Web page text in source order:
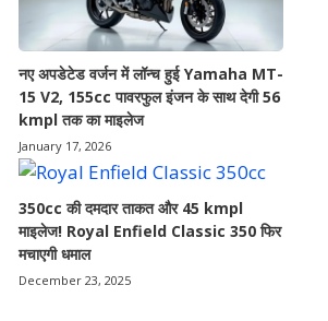
नए अपडेटेड वर्जन में लॉन्च हुई Yamaha MT-
15 V2, 155cc पावरफुल इंजन के साथ देगी 56
kmpl तक का माइलेज
January 17, 2026
350cc की दमदार ताकत और 45 kmpl
माइलेज! Royal Enfield Classic 350 फिर
मचाएगी धमाल
December 23, 2025